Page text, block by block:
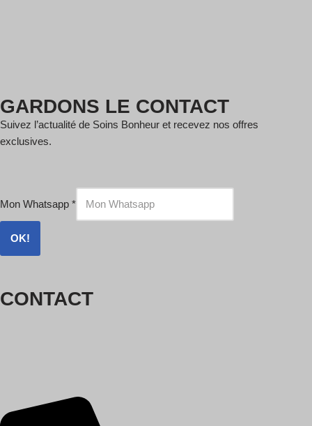
GARDONS LE CONTACT
Suivez l’actualité de Soins Bonheur et recevez nos offres
exclusives.
Mon Whatsapp *
OK!
CONTACT